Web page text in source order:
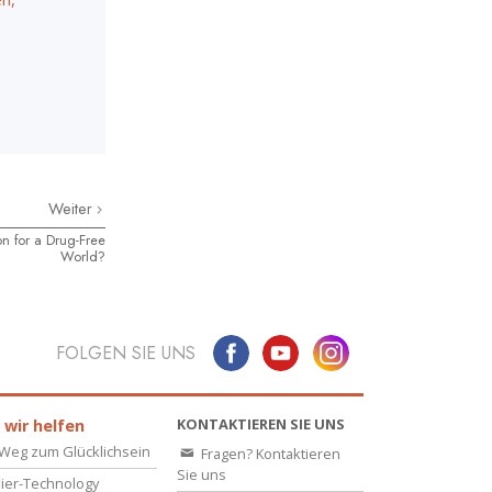
Weiter
for a Drug-Free
World?
FOLGEN SIE UNS
wir helfen
zum Glücklichsein
Technology
KONTAKTIEREN SIE UNS
Fragen? Kontaktieren
Sie uns